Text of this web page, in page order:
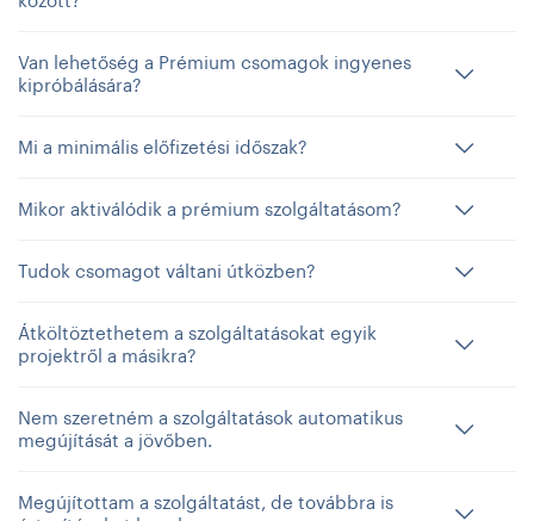
Van lehetőség a Prémium csomagok ingyenes
kipróbálására?
Mi a minimális előfizetési időszak?
Mikor aktiválódik a prémium szolgáltatásom?
Tudok csomagot váltani útközben?
Átköltöztethetem a szolgáltatásokat egyik
projektről a másikra?
Nem szeretném a szolgáltatások automatikus
megújítását a jövőben.
Megújítottam a szolgáltatást, de továbbra is